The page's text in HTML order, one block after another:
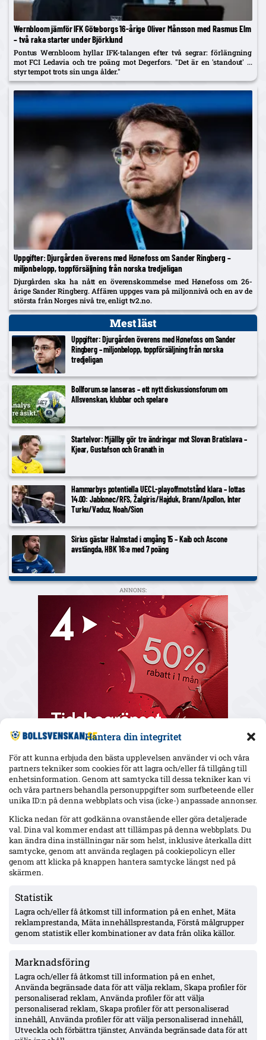
Hantera din integritet
För att kunna erbjuda den bästa upplevelsen använder vi och våra
partners tekniker som cookies för att lagra och/eller få tillgång till
enhetsinformation. Genom att samtycka till dessa tekniker kan vi
och våra partners behandla personuppgifter som surfbeteende eller
unika ID:n på denna webbplats och visa (icke-) anpassade annonser.
Klicka nedan för att godkänna ovanstående eller göra detaljerade
val. Dina val kommer endast att tillämpas på denna webbplats. Du
kan ändra dina inställningar när som helst, inklusive återkalla ditt
samtycke, genom att använda reglagen på cookiepolicyn eller
genom att klicka på knappen hantera samtycke längst ned på
skärmen.
Statistik
Lagra och/eller få åtkomst till information på en enhet, Mäta
reklamprestanda, Mäta innehållsprestanda, Förstå målgrupper
genom statistik eller kombinationer av data från olika källor.
Marknadsföring
Lagra och/eller få åtkomst till information på en enhet,
Använda begränsade data för att välja reklam, Skapa profiler för
personaliserad reklam, Använda profiler för att välja
personaliserad reklam, Skapa profiler för att personaliserad
innehåll, Använda profiler för att välja personaliserad innehåll,
Utveckla och förbättra tjänster, Använda begränsade data för att
Wernbloom jämför IFK Göteborgs 16-årige Oliver Månsson med Rasmus Elm
– två raka starter under Björklund
Pontus Wernbloom hyllar IFK-talangen efter två segrar: förlängning
mot FCI Ledavia och tre poäng mot Degerfors. "Det är en 'standout' ...
styr tempot trots sin unga ålder."
Uppgifter: Djurgården överens med Hønefoss om Sander Ringberg –
miljonbelopp, toppförsäljning från norska tredjeligan
Djurgården ska ha nått en överenskommelse med Hønefoss om 26-
årige Sander Ringberg. Affären uppges vara på miljonnivå och en av de
största från Norges nivå tre, enligt tv2.no.
Mest läst
Uppgifter: Djurgården överens med Hønefoss om Sander
Ringberg – miljonbelopp, toppförsäljning från norska
tredjeligan
Bollforum.se lanseras – ett nytt diskussionsforum om
Allsvenskan, klubbar och spelare
Startelvor: Mjällby gör tre ändringar mot Slovan Bratislava –
Kjear, Gustafson och Granath in
Hammarbys potentiella UECL-playoffmotstånd klara – lottas
14.00: Jablonec/RFS, Žalgiris/Hajduk, Brann/Apollon, Inter
Turku/Vaduz, Noah/Sion
Sirius gästar Halmstad i omgång 15 – Kaib och Ascone
avstängda, HBK 16:e med 7 poäng
ANNONS:
Senaste
nästa vecka
Wernbloom jämför IFK Göteborgs 16-årige Oliver Månsson med
Uppgifter: Djurgården överens med Hønefoss om Sander
Ringberg – miljonbelopp, toppförsäljning från norska
tredjeligan
Sent ras för Mjällby: 1–2 mot Slovan Bratislava – måste vända
borta
Elliot Stroud lämnar Mjällby: flyger till England i morgon – Hull
nära, affär runt 39 Mkr